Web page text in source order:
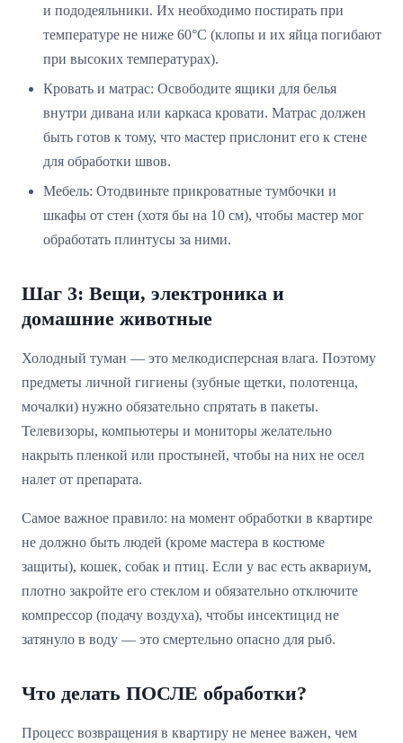
и пододеяльники. Их необходимо постирать при
температуре не ниже 60°C (клопы и их яйца погибают
при высоких температурах).
Кровать и матрас: Освободите ящики для белья
внутри дивана или каркаса кровати. Матрас должен
быть готов к тому, что мастер прислонит его к стене
для обработки швов.
Мебель: Отодвиньте прикроватные тумбочки и
шкафы от стен (хотя бы на 10 см), чтобы мастер мог
обработать плинтусы за ними.
Шаг 3: Вещи, электроника и
домашние животные
Холодный туман — это мелкодисперсная влага. Поэтому
предметы личной гигиены (зубные щетки, полотенца,
мочалки) нужно обязательно спрятать в пакеты.
Телевизоры, компьютеры и мониторы желательно
накрыть пленкой или простыней, чтобы на них не осел
налет от препарата.
Самое важное правило: на момент обработки в квартире
не должно быть людей (кроме мастера в костюме
защиты), кошек, собак и птиц. Если у вас есть аквариум,
плотно закройте его стеклом и обязательно отключите
компрессор (подачу воздуха), чтобы инсектицид не
затянуло в воду — это смертельно опасно для рыб.
Что делать ПОСЛЕ обработки?
Процесс возвращения в квартиру не менее важен, чем